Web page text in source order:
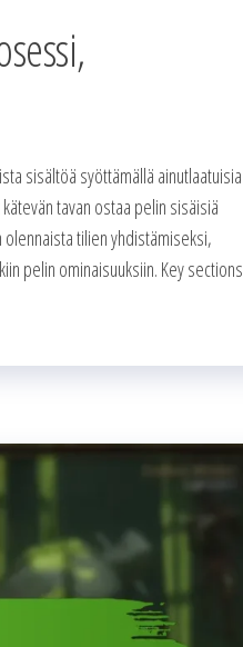
sisältöä syöttämällä ainutlaatuisia
tavan ostaa pelin sisäisiä
tilien yhdistämiseksi,
pelin ominaisuuksiin. Key sections